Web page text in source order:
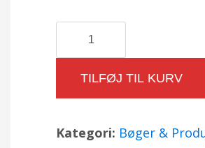
verden
Wagner
TILFØJ TIL KURV
Kategori: Bøger &